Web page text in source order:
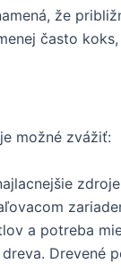
že
často
možné zvážiť:
a potreba